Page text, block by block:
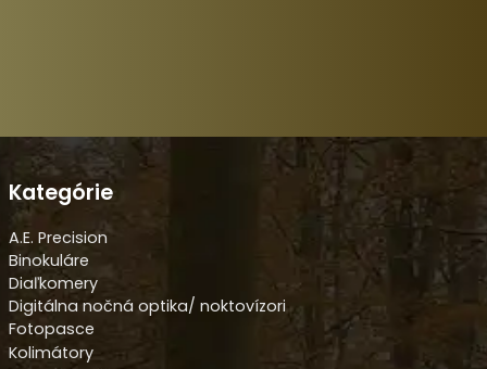
Kategórie
A.E. Precision
Binokuláre
Diaľkomery
Digitálna nočná optika/ noktovízori
Fotopasce
Kolimátory